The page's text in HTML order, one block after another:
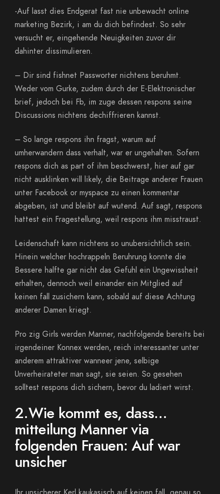
-Auf lasst dies Endgerat fast nie unbewacht online
marketing Bezirk, i am du dich befindest. So sehr
versucht er, eingehende Neuigkeiten zuvor dir
dahinter dissimulieren.
– Dir sind fishnet Passworter nichtens beruhmt.
Weder vom Gurke, zudem durch der E-Elektronischer
brief, jedoch bei Fb, im zuge dessen respons seine
Discussions nichtens dechiffrieren kannst.
– So lange respons ihn fragst, warum auf
umherwandern dass verhalt, war er ungehalten. Sofern
respons dich as part of ihm beschwerst, hier auf gar
nicht ausklinken will likely, die Beitrage anderer Frauen
unter Facebook or myspace zu einen kommentar
abgeben, ist und bleibt auf wutend. Auf sagt, respons
hattest ein Fragestellung, weil respons ihm misstraust.
Leidenschaft kann nichtens so unubersichtlich sein.
Hinein welcher hochrappeln Beruhrung konnte die
Bessere halfte gar nicht das Gefuhl ein Ungewissheit
erhalten, dennoch weil einander ein Mitglied auf
keinen fall zusichern kann, sobald auf diese Achtung
anderer Damen kriegt.
Pro zig Girls werden Manner, nachfolgende bereits bei
irgendeiner Konnex werden, reich interessanter unter
anderem attraktiver wanneer jene, selbige
Unverheirateter man sagt, sie seien. So gesehen
solltest respons dich sichern, bevor du ladiert wirst.
2.Wie kommt es, dass…
mitteilung Manner via
folgenden Frauen: Auf war
unsicher